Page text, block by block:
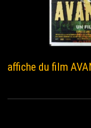
affiche du film